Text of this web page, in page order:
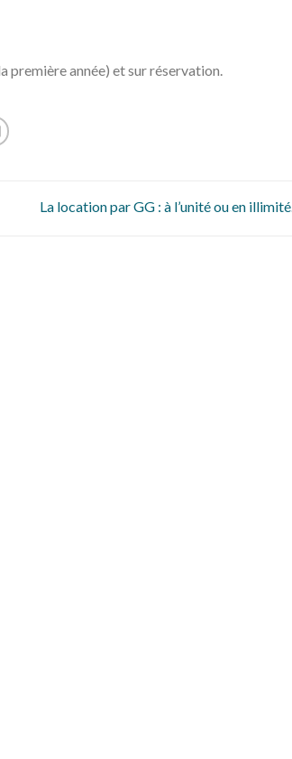
première année) et sur réservation.
La location par GG : à l’unité ou en illimité.